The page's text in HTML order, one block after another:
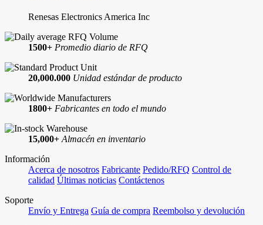
Renesas Electronics America Inc
1500+ Promedio diario de RFQ
20,000.000 Unidad estándar de producto
1800+ Fabricantes en todo el mundo
15,000+ Almacén en inventario
Información
Acerca de nosotros Fabricante Pedido/RFQ Control de
calidad Últimas noticias Contáctenos
Soporte
Envío y Entrega Guía de compra Reembolso y devolución